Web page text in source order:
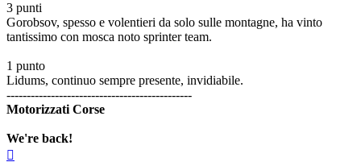
3 punti
Gorobsov, spesso e volentieri da solo sulle montagne, ha vinto
tantissimo con mosca noto sprinter team.
1 punto
Lidums, continuo sempre presente, invidiabile.
----------------------------------------------
Motorizzati Corse
We're back!